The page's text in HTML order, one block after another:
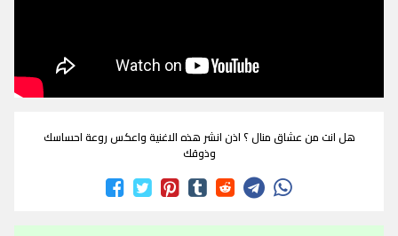
هل انت من عشاق منال ؟ اذن انشر هذه الاغنية واعكس روعة احساسك
وذوقك